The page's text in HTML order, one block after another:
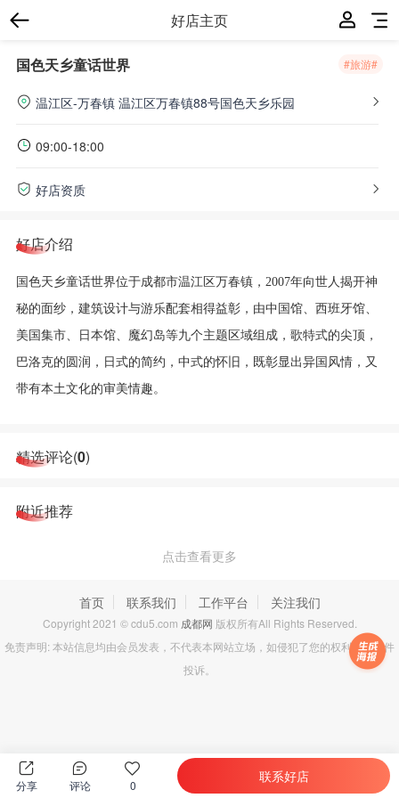
好店主页
#旅游#
国色天乡童话世界
温江区-万春镇 温江区万春镇88号国色天乡乐园
09:00-18:00
好店资质
好店介绍
国色天乡童话世界位于成都市温江区万春镇，2007年向世人揭开神
秘的面纱，建筑设计与游乐配套相得益彰，由中国馆、西班牙馆、
美国集市、日本馆、魔幻岛等九个主题区域组成，歌特式的尖顶，
巴洛克的圆润，日式的简约，中式的怀旧，既彰显出异国风情，又
带有本土文化的审美情趣。
精选评论(0)
附近推荐
点击查看更多
分享 评论 0
联系好店
首页 联系我们 工作平台 关注我们
Copyright 2021 © cdu5.com 成都网 版权所有All Rights Reserved.
免责声明: 本站信息均由会员发表，不代表本网站立场，如侵犯了您的权利请发邮件
投诉。